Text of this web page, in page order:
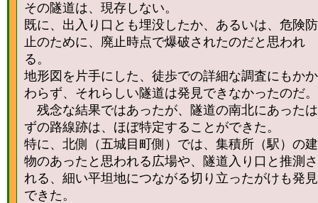
その隧道は、現存しない。
既に、出入り口とも埋没したか、あるいは、危険防
止のために、廃止時点で爆破されたのだと思われ
る。
地形図を片手にした、徒歩での詳細な調査にもかか
わらず、それらしい隧道は発見できなかったのだ。
残念な結果ではあったが、隧道の南北にあったは
ずの路線跡は、ほぼ特定することができた。
特に、北側（五城目町側）では、集積所（駅）の建
物のあったと思われる広場や、隧道入り口と推測さ
れる、細い平坦地につながる切り立ったがけも発見
できた。